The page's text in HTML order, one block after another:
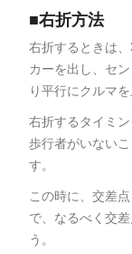
■右折方法
右折するときは
カーを出し、セ
り平行にクルマを
右折するタイミ
歩行者がいない
す。
この時に、交差
で、なるべく交
う。